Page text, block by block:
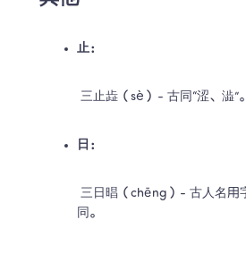
止：
三止歮（sè）- 古同“涩、澁”。
日：
三日晿（chēng）- 古人名用字，注意与晶字不
同。